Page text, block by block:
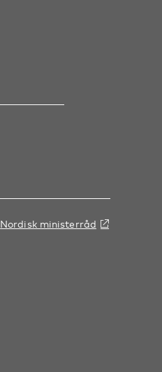
Nordisk ministerråd